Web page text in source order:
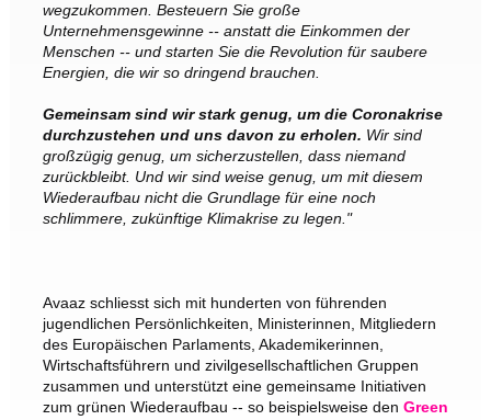
wegzukommen. Besteuern Sie große
Unternehmensgewinne -- anstatt die Einkommen der
Menschen -- und starten Sie die Revolution für saubere
Energien, die wir so dringend brauchen.
Gemeinsam sind wir stark genug, um die Coronakrise
durchzustehen und uns davon zu erholen. Wir sind
großzügig genug, um sicherzustellen, dass niemand
zurückbleibt. Und wir sind weise genug, um mit diesem
Wiederaufbau nicht die Grundlage für eine noch
schlimmere, zukünftige Klimakrise zu legen."
Avaaz schliesst sich mit hunderten von führenden
jugendlichen Persönlichkeiten, Ministerinnen, Mitgliedern
des Europäischen Parlaments, Akademikerinnen,
Wirtschaftsführern und zivilgesellschaftlichen Gruppen
zusammen und unterstützt eine gemeinsame Initiativen
zum grünen Wiederaufbau -- so beispielsweise den Green